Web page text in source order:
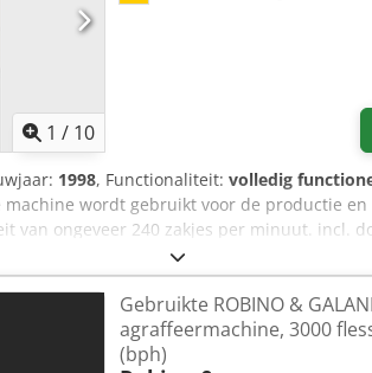
1 / 10
1998, Functionaliteit: volledig
wordt gebruikt voor de productie en
van ongeveer 240 zakjes per minuut. incl.
mm Zakje - Lengte: 50 - 140 mm Capaciteit:
ruimte: 130 x 160 x 245 cm
Gebruikte ROBINO &
agraffeermachine, 3000
(bph)